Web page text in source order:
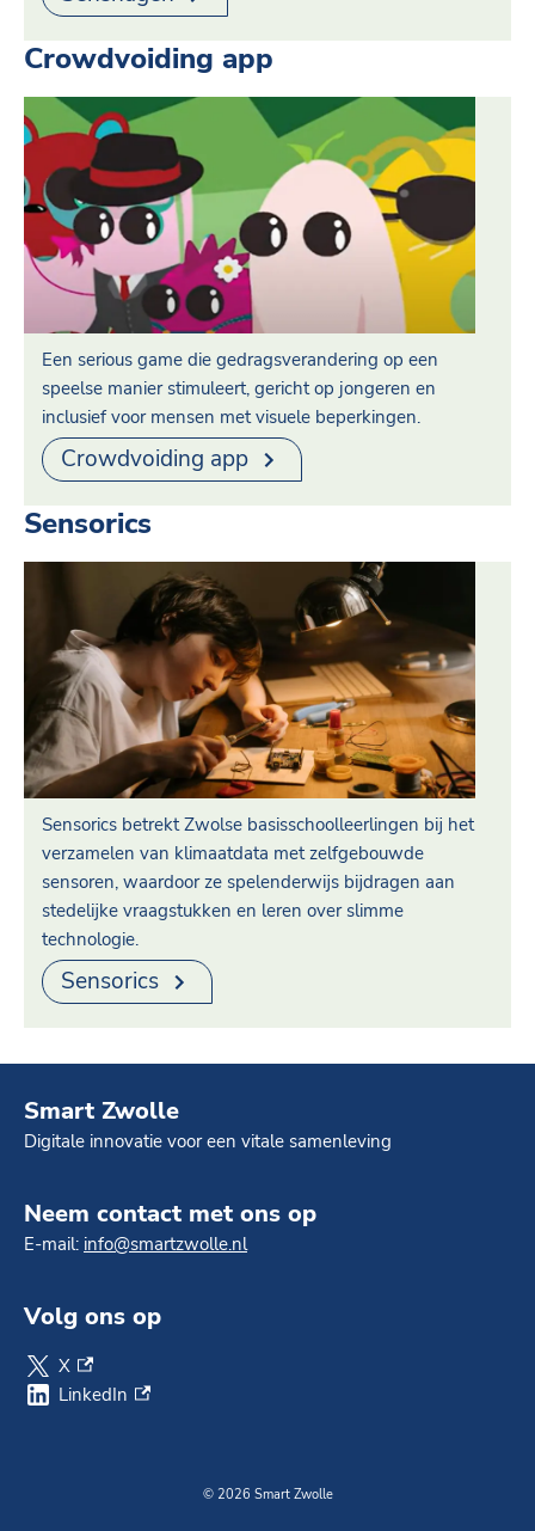
Crowdvoiding app
Een serious game die gedragsverandering op een
speelse manier stimuleert, gericht op jongeren en
inclusief voor mensen met visuele beperkingen.
Crowdvoiding app
Sensorics
Sensorics betrekt Zwolse basisschoolleerlingen bij het
verzamelen van klimaatdata met zelfgebouwde
sensoren, waardoor ze spelenderwijs bijdragen aan
stedelijke vraagstukken en leren over slimme
technologie.
Sensorics
Smart Zwolle
Digitale innovatie voor een vitale samenleving
Neem contact met ons op
E-mail: info@smartzwolle.nl
Volg ons op
X
(externe link)
LinkedIn
(externe link)
© 2026 Smart Zwolle